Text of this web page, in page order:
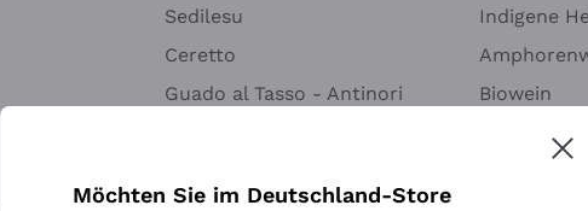
Sedilesu
Ceretto
Guado al Tasso - Antinori
Indigene
Biowein
Ohne
Möchten Sie im Deutschland-Store